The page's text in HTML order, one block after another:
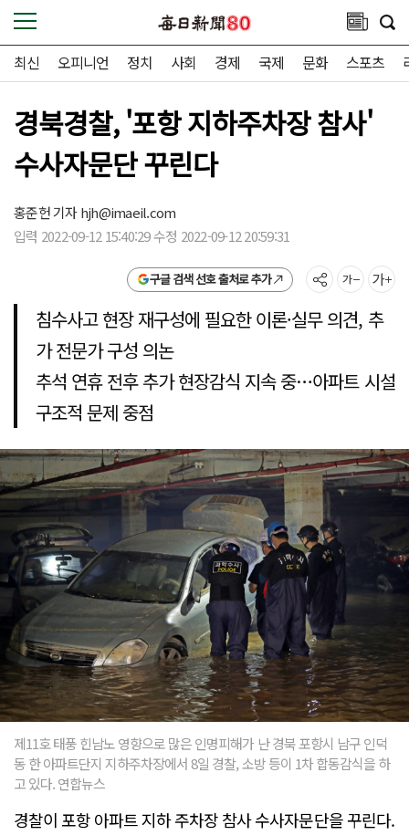
최신 오피니언 정치 사회 경제 국제 문화 스포츠
경북경찰, '포항 지하주차장 참사'
수사자문단 꾸린다
홍준헌 기자hjh@imaeil.com
입력 2022-09-12 15:40:29 수정 2022-09-12 20:59:31
구글 검색 선호 출처로 추가
침수사고 현장 재구성에 필요한 이론·실무 의견, 추
가 전문가 구성 의논
추석 연휴 전후 추가 현장감식 지속 중…아파트 시설
구조적 문제 중점
제11호 태풍 힌남노 영향으로 많은 인명피해가 난 경북 포항시 남구 인덕
동 한 아파트단지 지하주차장에서 8일 경찰, 소방 등이 1차 합동감식을 하
고 있다. 연합뉴스
경찰이 포항 아파트 지하 주차장 참사 수사자문단을 꾸린다.